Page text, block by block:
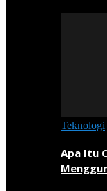
Teknologi
Apa Itu